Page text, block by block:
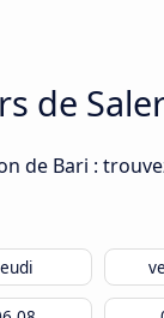
de
de Bari :